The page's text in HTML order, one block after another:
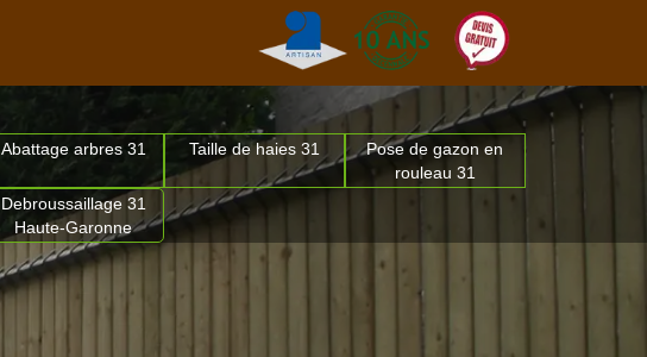
Abattage arbres 31 Taille de haies 31
Pose de gazon en
rouleau 31
Debroussaillage 31
Haute-Garonne